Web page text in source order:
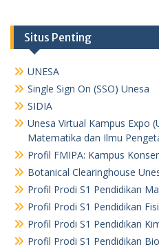
Situs Penting
UNESA
Single Sign On (SSO) Unesa
SIDIA
Unesa Virtual Kampus Expo
Matematika dan Ilmu
Profil FMIPA: Kampus
Botanical Clearinghouse
Profil Prodi S1 Pendidikan
Profil Prodi S1 Pendidikan
Profil Prodi S1 Pendidikan
Profil Prodi S1 Pendidikan